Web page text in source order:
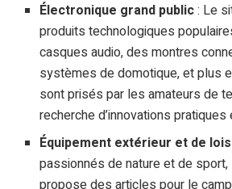
Électronique grand public: Le
produits technologiques
casques audio, des montres
systèmes de domotique, et plus
sont prisés par les amateurs de
recherche d’innovations pratiques
Équipement extérieur et de
passionnés de nature et de sport,
propose des articles pour le